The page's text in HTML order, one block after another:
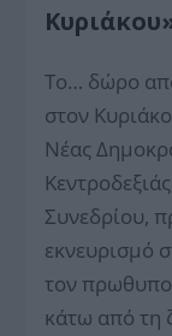
Το… δώρο
στον
Νέας
Συνεδρίου,
εκνευρισμό
τον
κάτω από τη